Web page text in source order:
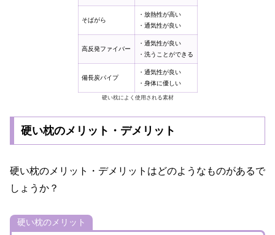
そばがら
・放熱性が高い
・通気性が良い
高反発ファイバー
・通気性が良い
・洗うことができる
備長炭パイプ
・通気性が良い
・身体に優しい
硬い枕によく使用される素材
硬い枕のメリット・デメリット
硬い枕のメリット・デメリットはどのようなものがあるで
しょうか？
硬い枕のメリット